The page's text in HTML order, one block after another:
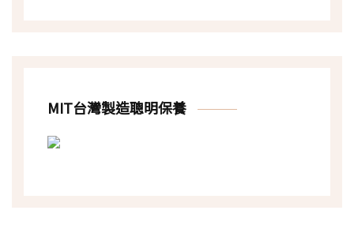
MIT台灣製造聰明保養